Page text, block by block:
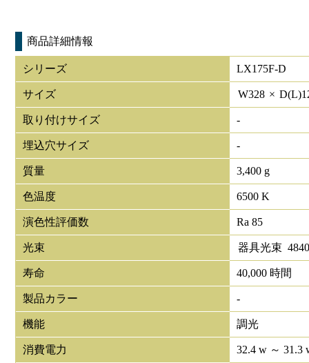
商品詳細情報
シリーズ LX175F-D
サイズ W328 × D(L)
取り付けサイズ -
埋込穴サイズ -
質量 3,400 g
色温度 6500 K
演色性評価数 Ra 85
光束 器具光束
寿命 40,000 時間
製品カラー -
機能 調光
消費電力 32.4 w ～ 31.3